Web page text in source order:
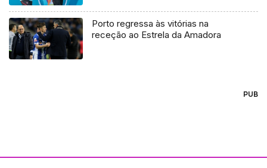
Porto regressa às vitórias na
receção ao Estrela da Amadora
PUB